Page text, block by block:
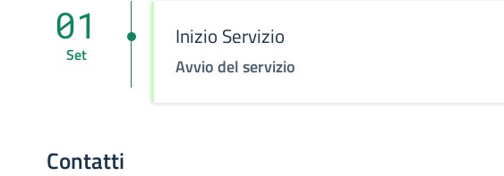
Inizio Servizio
Avvio del servizio
01
Set
Contatti